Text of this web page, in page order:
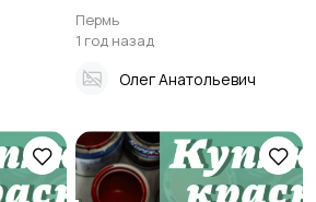
Пермь
1 год назад
Олег Анатольевич